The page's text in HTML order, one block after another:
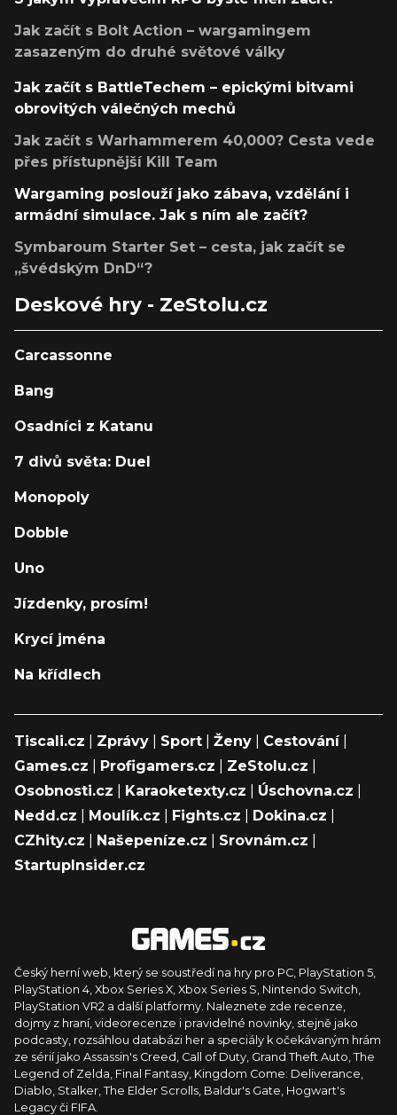
Jak začít s Bolt Action – wargamingem
zasazeným do druhé světové války
Jak začít s BattleTechem – epickými bitvami
obrovitých válečných mechů
Jak začít s Warhammerem 40,000? Cesta vede
přes přístupnější Kill Team
Wargaming poslouží jako zábava, vzdělání i
armádní simulace. Jak s ním ale začít?
Symbaroum Starter Set – cesta, jak začít se
„švédským DnD“?
Deskové hry - ZeStolu.cz
Carcassonne
Bang
Osadníci z Katanu
7 divů světa: Duel
Monopoly
Dobble
Uno
Jízdenky, prosím!
Krycí jména
Na křídlech
Tiscali.cz Zprávy Sport Ženy Cestování|
Games.cz
Profigamers.cz ZeStolu.cz
Osobnosti.cz
Karaoketexty.cz Úschovna.cz
Nedd.cz
Moulík.cz Fights.cz Dokina.cz
CZhity.cz
Našepeníze.cz Srovnám.cz
StartupInsider.cz
Český herní web, který se soustředí na hry pro PC, PlayStation 5,
PlayStation 4, Xbox Series X, Xbox Series S, Nintendo Switch,
PlayStation VR2 a další platformy. Naleznete zde recenze,
dojmy z hraní, videorecenze i pravidelné novinky, stejně jako
podcasty, rozsáhlou databázi her a speciály k očekávaným hrám
ze sérií jako Assassin's Creed, Call of Duty, Grand Theft Auto, The
Legend of Zelda, Final Fantasy, Kingdom Come: Deliverance,
Diablo, Stalker, The Elder Scrolls, Baldur's Gate, Hogwart's
Legacy či FIFA.